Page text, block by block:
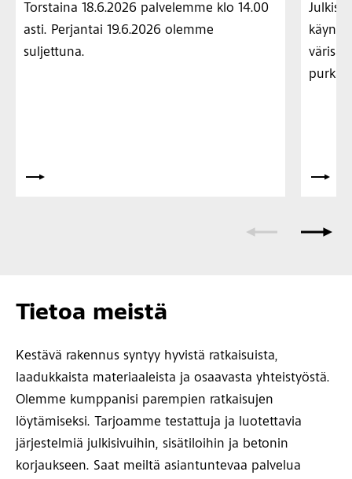
Torstaina 18.6.2026 palvelemme klo 14.00
asti. Perjantai 19.6.2026 olemme
suljettuna.
Tietoa meistä
Kestävä rakennus syntyy hyvistä ratkaisuista,
laadukkaista materiaaleista ja osaavasta yhteistyöstä.
Olemme kumppanisi parempien ratkaisujen
löytämiseksi. Tarjoamme testattuja ja luotettavia
järjestelmiä julkisivuihin, sisätiloihin ja betonin
korjaukseen. Saat meiltä asiantuntevaa palvelua